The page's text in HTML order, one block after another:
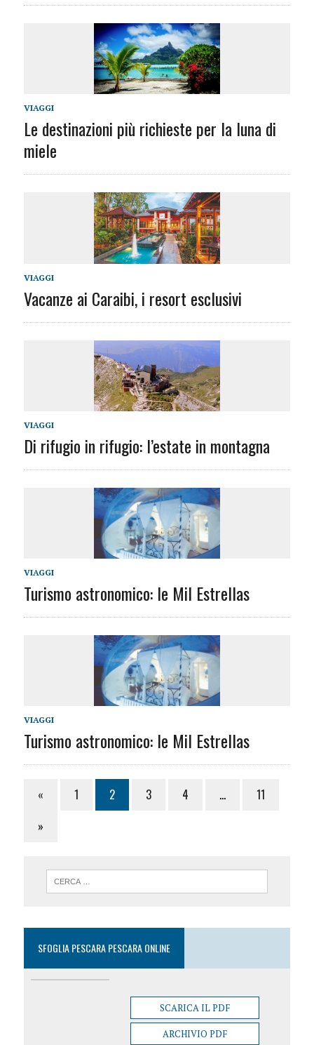
VIAGGI
Le destinazioni più richieste per la luna di
miele
VIAGGI
Vacanze ai Caraibi, i resort esclusivi
VIAGGI
Di rifugio in rifugio: l’estate in montagna
VIAGGI
Turismo astronomico: le Mil Estrellas
VIAGGI
Turismo astronomico: le Mil Estrellas
« 1 2 3 4 …
11
»
SFOGLIA PESCARA PESCARA ONLINE
SCARICA IL PDF
ARCHIVIO PDF